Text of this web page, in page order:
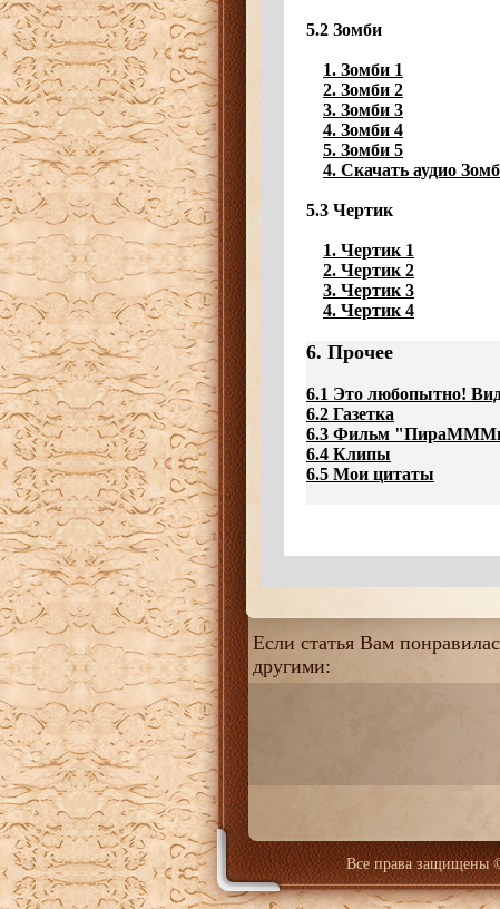
5.2 Зомби
1. Зомби 1
2. Зомби 2
3. Зомби 3
4. Зомби 4
5. Зомби 5
4. Скачать аудио
5.3 Чертик
1. Чертик 1
2. Чертик 2
3. Чертик 3
4. Чертик 4
6. Прочее
6.1 Это любопытно!
6.2 Газетка
6.3 Фильм
6.4 Клипы
6.5 Мои цитаты
Если статья Вам
другими:
Все права защищены